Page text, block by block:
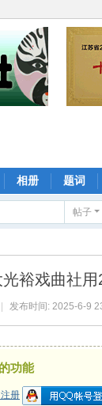
相册 题词
帖子
裕戏曲社
发布时间: 2025-6-9
功能
册